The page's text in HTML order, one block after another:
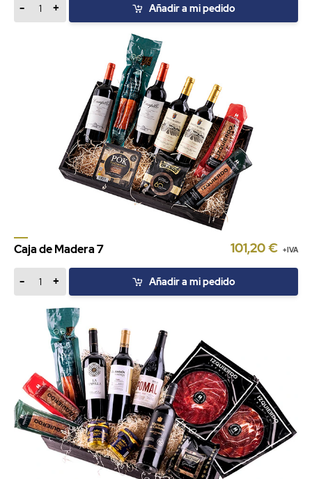
- + Añadir a mi pedido
Caja de Madera 7 101,20 € +IVA
- + Añadir a mi pedido